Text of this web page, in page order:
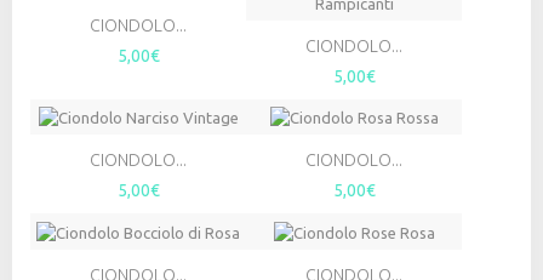
CIONDOLO...
5,00€
CIONDOLO...
5,00€
CIONDOLO...
5,00€
CIONDOLO...
5,00€
CIONDOLO...
CIONDOLO...